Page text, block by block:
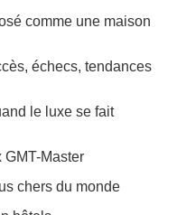
comme une maison
échecs, tendances
le luxe se fait
GMT-Master
chers du monde